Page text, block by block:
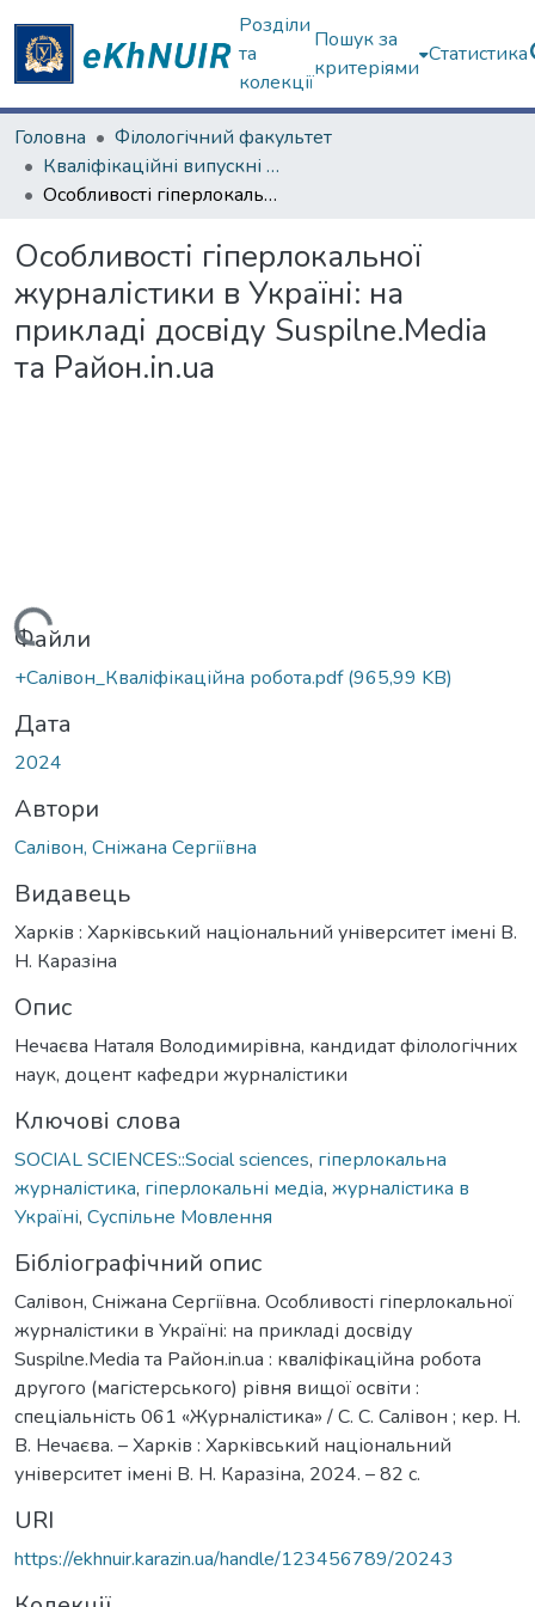
Розділи
та
колекції
Пошук за
критеріями
Статистика
Головна
Філологічний факультет
Кваліфікаційні випускні роботи магістрів. Філологічний факультет
Особливості гіперлокальної журналістики в Україні: на прикладі досвіду Suspilne.Media та Район.in.ua
Особливості гіперлокальної
журналістики в Україні: на
прикладі досвіду Suspilne.Media
та Район.in.ua
Вантажиться...
Файли
+Салівон_Кваліфікаційна робота.pdf(965,99 KB)
Дата
2024
Автори
Салівон, Сніжана Сергіївна
Видавець
Харків : Харківський національний університет імені В.
Н. Каразіна
Опис
Нечаєва Наталя Володимирівна, кандидат філологічних
наук, доцент кафедри журналістики
Ключові слова
SOCIAL SCIENCES::Social sciences, гіперлокальна
журналістика, гіперлокальні медіа, журналістика в
Україні, Суспільне Мовлення
Бібліографічний опис
Салівон, Сніжана Сергіївна. Особливості гіперлокальної
журналістики в Україні: на прикладі досвіду
Suspilne.Media та Район.in.ua : кваліфікаційна робота
другого (магістерського) рівня вищої освіти :
спеціальність 061 «Журналістика» / С. С. Салівон ; кер. Н.
В. Нечаєва. – Харків : Харківський національний
університет імені В. Н. Каразіна, 2024. – 82 с.
URI
https://ekhnuir.karazin.ua/handle/123456789/20243